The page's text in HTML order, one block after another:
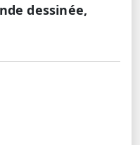
dessinée,